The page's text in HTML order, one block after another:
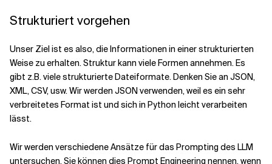
Strukturiert vorgehen
Unser Ziel ist es also, die Informationen in einer strukturierten
Weise zu erhalten. Struktur kann viele Formen annehmen. Es
gibt z.B. viele strukturierte Dateiformate. Denken Sie an JSON,
XML, CSV, usw. Wir werden JSON verwenden, weil es ein sehr
verbreitetes Format ist und sich in Python leicht verarbeiten
lässt.
Wir werden verschiedene Ansätze für das Prompting des LLM
untersuchen. Sie können dies Prompt Engineering nennen, wenn